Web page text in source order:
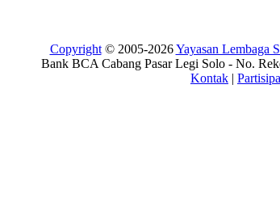
Copyright© 2005-2026Yayasan
Bank BCA Cabang Pasar Legi Solo - No.
Kontak |